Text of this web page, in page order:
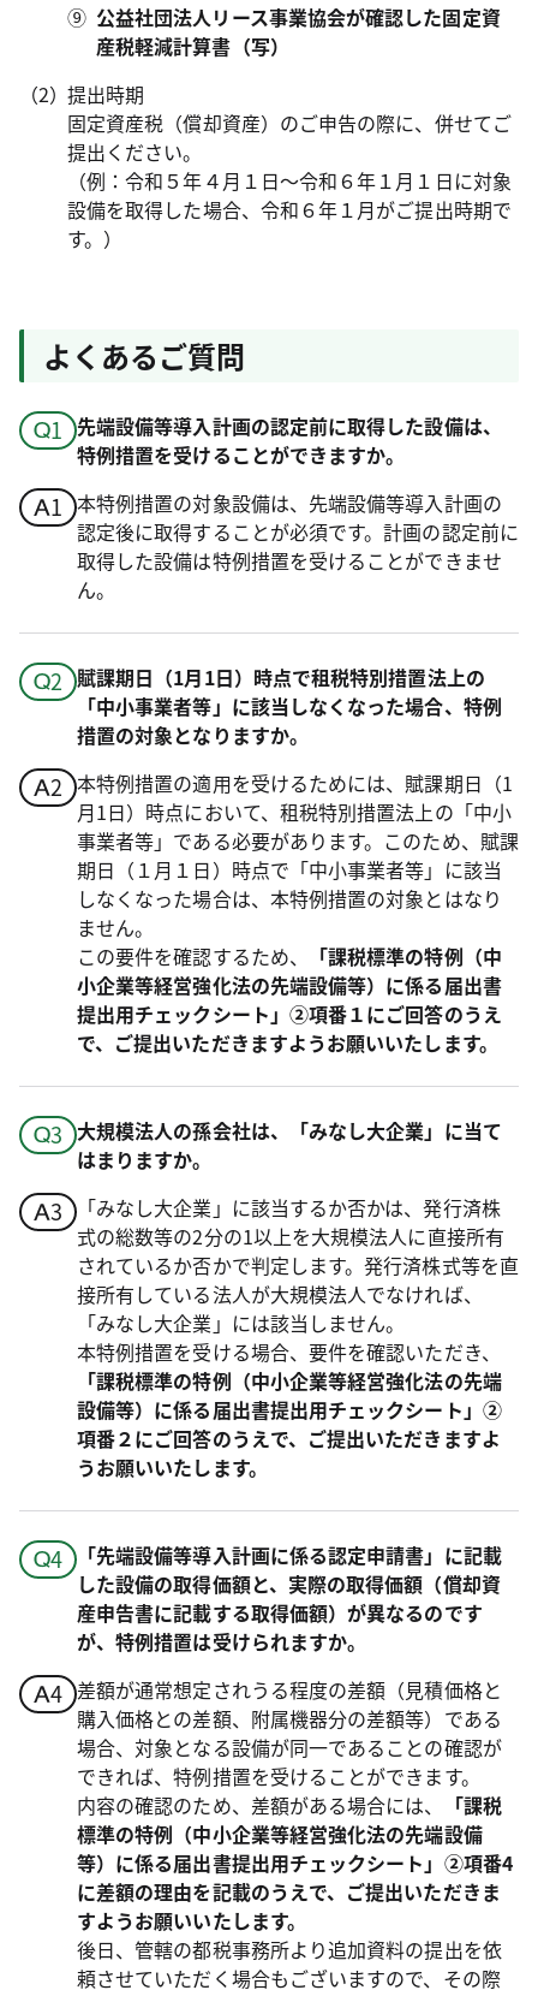
⑨ 公益社団法人リース事業協会が確認した固定資
産税軽減計算書（写）
提出時期
固定資産税（償却資産）のご申告の際に、併せてご
提出ください。
（例：令和５年４月１日～令和６年１月１日に対象
設備を取得した場合、令和６年１月がご提出時期で
す。）
よくあるご質問
先端設備等導入計画の認定前に取得した設備は、
特例措置を受けることができますか。
本特例措置の対象設備は、先端設備等導入計画の
認定後に取得することが必須です。計画の認定前に
取得した設備は特例措置を受けることができませ
ん。
賦課期日（1月1日）時点で租税特別措置法上の
「中小事業者等」に該当しなくなった場合、特例
措置の対象となりますか。
本特例措置の適用を受けるためには、賦課期日（1
月1日）時点において、租税特別措置法上の「中小
事業者等」である必要があります。このため、賦課
期日（１月１日）時点で「中小事業者等」に該当
しなくなった場合は、本特例措置の対象とはなり
ません。
この要件を確認するため、
「課税標準の特例（中
小企業等経営強化法の先端設備等）に係る届出書
提出用チェックシート」②項番１にご回答のうえ
で、ご提出いただきますようお願いいたします。
大規模法人の孫会社は、「みなし大企業」に当て
はまりますか。
「みなし大企業」に該当するか否かは、発行済株
式の総数等の2分の1以上を大規模法人に直接所有
されているか否かで判定します。発行済株式等を直
接所有している法人が大規模法人でなければ、
「みなし大企業」には該当しません。
本特例措置を受ける場合、要件を確認いただき、
「課税標準の特例（中小企業等経営強化法の先端
設備等）に係る届出書提出用チェックシート」②
項番２にご回答のうえで、ご提出いただきますよ
うお願いいたします。
「先端設備等導入計画に係る認定申請書」に記載
した設備の取得価額と、実際の取得価額（償却資
産申告書に記載する取得価額）が異なるのです
が、特例措置は受けられますか。
差額が通常想定されうる程度の差額（見積価格と
購入価格との差額、附属機器分の差額等）である
場合、対象となる設備が同一であることの確認が
できれば、特例措置を受けることができます。
内容の確認のため、差額がある場合には、
「課税
標準の特例（中小企業等経営強化法の先端設備
等）に係る届出書提出用チェックシート」②項番4
に差額の理由を記載のうえで、ご提出いただきま
すようお願いいたします。
後日、管轄の都税事務所より追加資料の提出を依
頼させていただく場合もございますので、その際